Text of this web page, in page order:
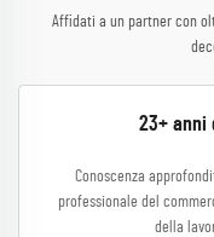
Affidati a un partner con
23+ anni
Conoscenza
professionale del
della